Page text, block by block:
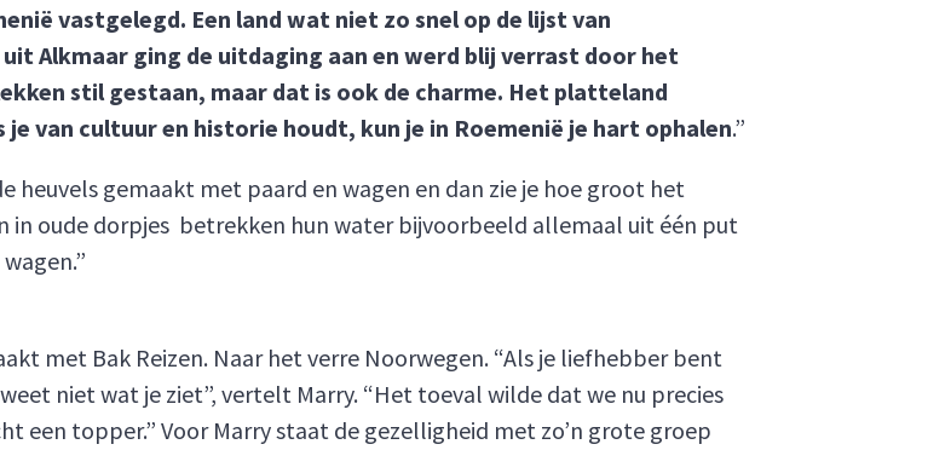
vastgelegd. Een land wat niet zo snel op de lijst van
Alkmaar ging de uitdaging aan en werd blij verrast door het
stil gestaan, maar dat is ook de charme. Het platteland
van cultuur en historie houdt, kun je in Roemenië je hart ophalen.”
heuvels gemaakt met paard en wagen en dan zie je hoe groot het
in oude dorpjes betrekken hun water bijvoorbeeld allemaal uit één put
met Bak Reizen. Naar het verre Noorwegen. “Als je liefhebber bent
niet wat je ziet”, vertelt Marry. “Het toeval wilde dat we nu precies
een topper.” Voor Marry staat de gezelligheid met zo’n grote groep